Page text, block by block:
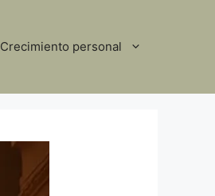
Crecimiento personal